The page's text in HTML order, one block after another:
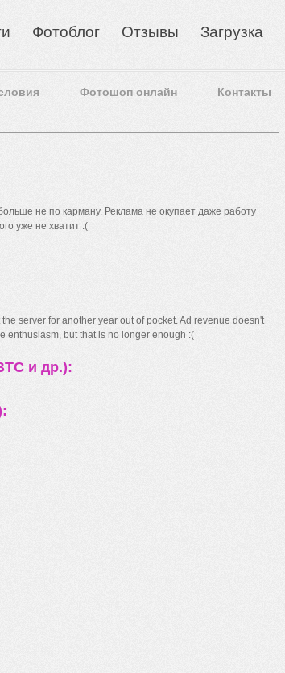
Фотоблог Отзывы Загрузка
Фотошоп онлайн Контакты
не по карману. Реклама не окупает даже работу
уже не хватит :(
server for another year out of pocket. Ad revenue doesn't
enthusiasm, but that is no longer enough :(
и др.):